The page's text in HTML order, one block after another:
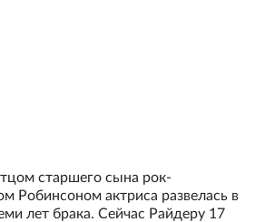
старшего сына рок-
Робинсоном актриса развелась в
лет брака. Сейчас Райдеру 17